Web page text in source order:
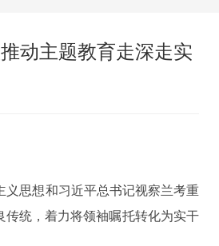
动主题教育走深走实
义思想和习近平总书记视察兰考重
传统，着力将领袖嘱托转化为实干